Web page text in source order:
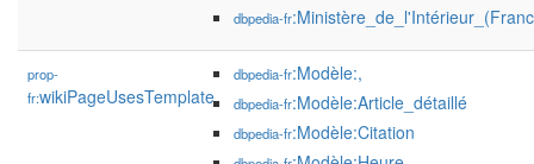
dbpedia-fr
prop-
fr:wikiPageUsesTemplate
dbpedia-fr:Modèle:,
dbpedia-fr:Modèle:Article_détaillé
dbpedia-fr:Modèle:Citation